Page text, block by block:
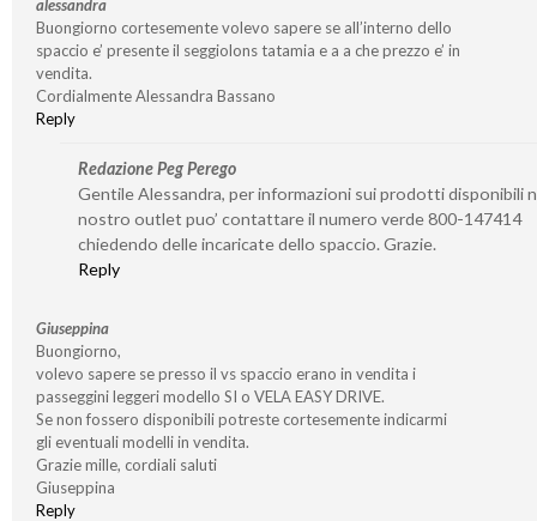
alessandra
Buongiorno cortesemente volevo sapere se all’interno dello
spaccio e’ presente il seggiolons tatamia e a a che prezzo e’ in
vendita.
Cordialmente Alessandra Bassano
Reply
Redazione Peg Perego
Gentile Alessandra, per informazioni sui prodotti disponibili
nostro outlet puo’ contattare il numero verde 800-147414
chiedendo delle incaricate dello spaccio. Grazie.
Reply
Giuseppina
Buongiorno,
volevo sapere se presso il vs spaccio erano in vendita i
passeggini leggeri modello SI o VELA EASY DRIVE.
Se non fossero disponibili potreste cortesemente indicarmi
gli eventuali modelli in vendita.
Grazie mille, cordiali saluti
Giuseppina
Reply